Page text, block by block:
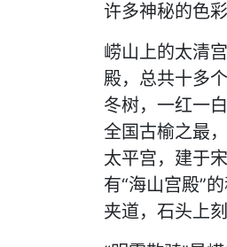
许多神秘的色
崂山上的太清
殿，总共十多
冬树，一红一
全国古榆之最
太平宫，建于
有“海山宫殿”
夹道，石头上